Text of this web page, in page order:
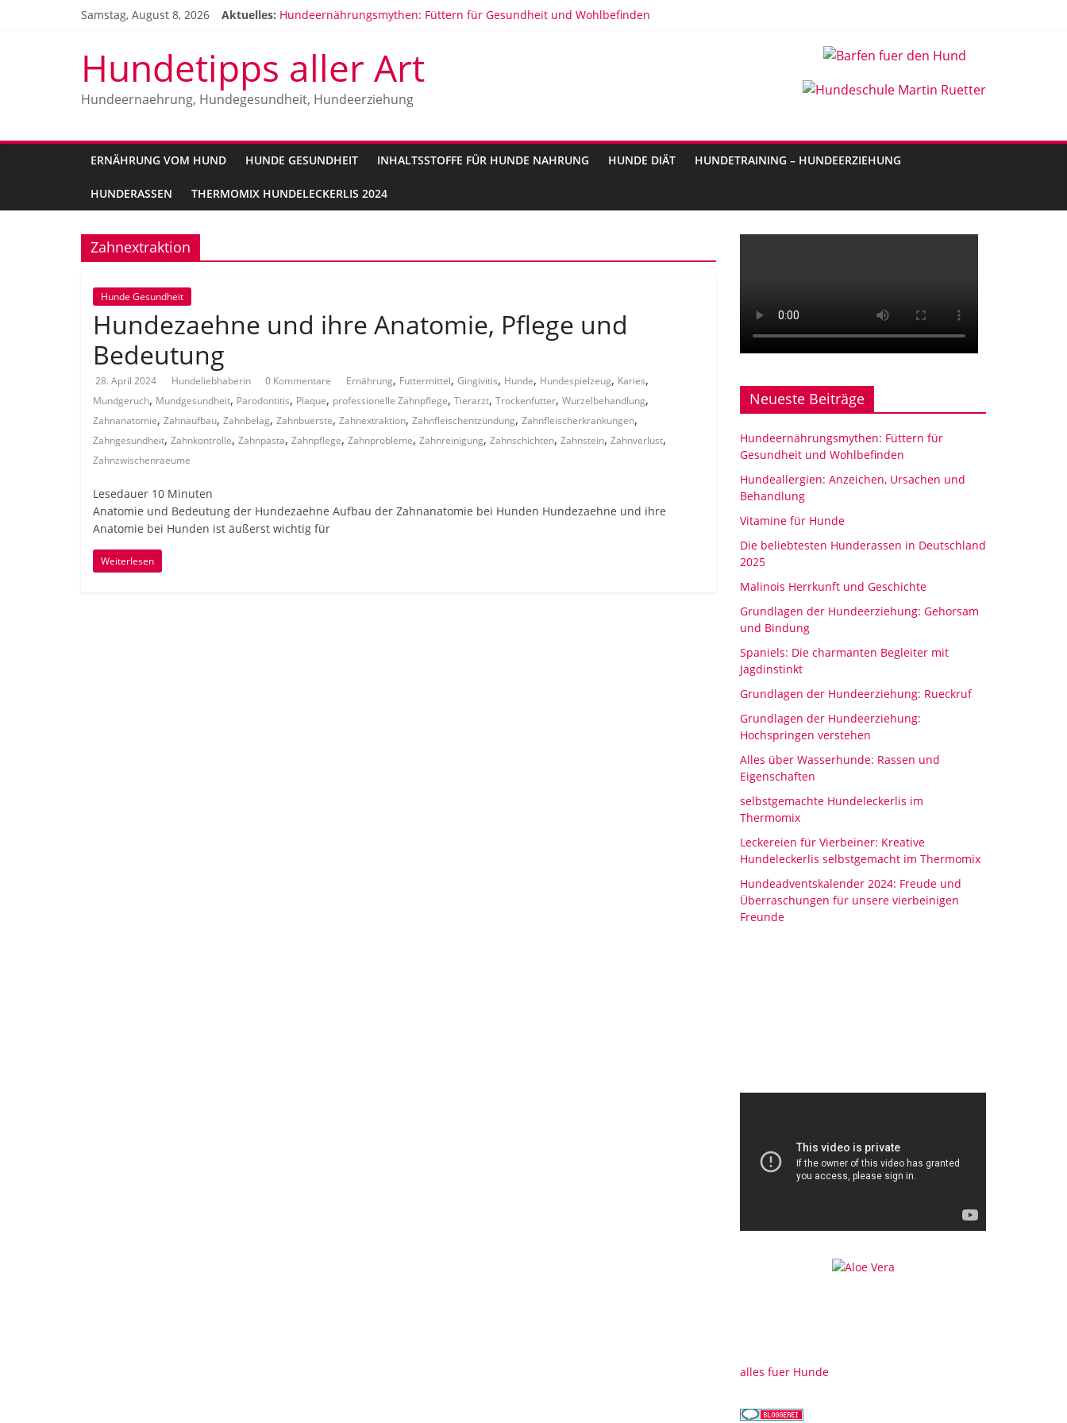
Samstag, August 8, 2026 Aktuelles: Hundeernährungsmythen: Füttern für Gesundheit und Wohlbefinden
Die beliebtesten Hunderassen in Deutschland 2025
Malinois Herrkunft und Geschichte
Hundetipps aller Art
Hundeernaehrung, Hundegesundheit, Hundeerziehung
ERNÄHRUNG VOM HUND HUNDE GESUNDHEIT INHALTSSTOFFE FÜR HUNDE NAHRUNG HUNDE DIÄT HUNDETRAINING – HUNDEERZIEHUNG
HUNDERASSEN THERMOMIX HUNDELECKERLIS 2024
Zahnextraktion
Hunde Gesundheit
Hundezaehne und ihre Anatomie, Pflege und
Bedeutung
28. April 2024 Hundeliebhaberin 0 Kommentare Ernährung, Futtermittel, Gingivitis, Hunde, Hundespielzeug, Karies,
Mundgeruch, Mundgesundheit, Parodontitis, Plaque, professionelle Zahnpflege, Tierarzt, Trockenfutter, Wurzelbehandlung,
Zahnanatomie, Zahnaufbau, Zahnbelag, Zahnbuerste, Zahnextraktion, Zahnfleischentzündung, Zahnfleischerkrankungen,
Zahngesundheit, Zahnkontrolle, Zahnpasta, Zahnpflege, Zahnprobleme, Zahnreinigung, Zahnschichten, Zahnstein, Zahnverlust,
Zahnzwischenraeume
Lesedauer 10 Minuten
Anatomie und Bedeutung der Hundezaehne Aufbau der Zahnanatomie bei Hunden Hundezaehne und ihre
Anatomie bei Hunden ist äußerst wichtig für
Weiterlesen
Neueste Beiträge
Hundeernährungsmythen: Füttern für
Gesundheit und Wohlbefinden
Hundeallergien: Anzeichen, Ursachen und
Behandlung
Vitamine für Hunde
Die beliebtesten Hunderassen in Deutschland
2025
Malinois Herrkunft und Geschichte
Grundlagen der Hundeerziehung: Gehorsam
und Bindung
Spaniels: Die charmanten Begleiter mit
Jagdinstinkt
Grundlagen der Hundeerziehung: Rueckruf
Grundlagen der Hundeerziehung:
Hochspringen verstehen
Alles über Wasserhunde: Rassen und
Eigenschaften
selbstgemachte Hundeleckerlis im
Thermomix
Leckereien für Vierbeiner: Kreative
Hundeleckerlis selbstgemacht im Thermomix
Hundeadventskalender 2024: Freude und
Überraschungen für unsere vierbeinigen
Freunde
alles fuer Hunde